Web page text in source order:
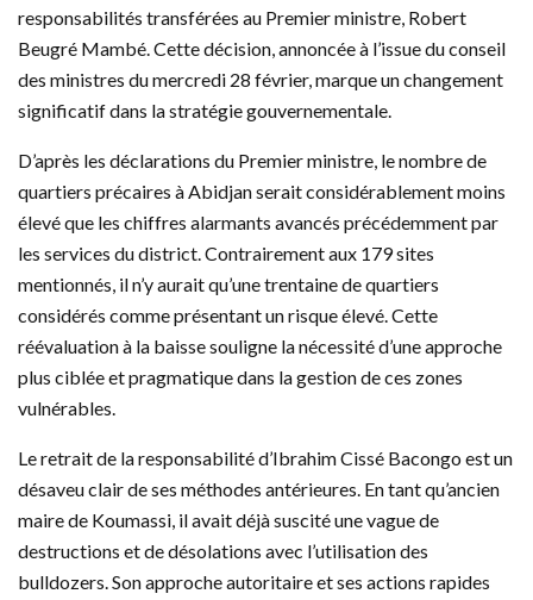
responsabilités transférées au Premier ministre, Robert
Beugré Mambé. Cette décision, annoncée à l’issue du conseil
des ministres du mercredi 28 février, marque un changement
significatif dans la stratégie gouvernementale.
D’après les déclarations du Premier ministre, le nombre de
quartiers précaires à Abidjan serait considérablement moins
élevé que les chiffres alarmants avancés précédemment par
les services du district. Contrairement aux 179 sites
mentionnés, il n’y aurait qu’une trentaine de quartiers
considérés comme présentant un risque élevé. Cette
réévaluation à la baisse souligne la nécessité d’une approche
plus ciblée et pragmatique dans la gestion de ces zones
vulnérables.
Le retrait de la responsabilité d’Ibrahim Cissé Bacongo est un
désaveu clair de ses méthodes antérieures. En tant qu’ancien
maire de Koumassi, il avait déjà suscité une vague de
destructions et de désolations avec l’utilisation des
bulldozers. Son approche autoritaire et ses actions rapides